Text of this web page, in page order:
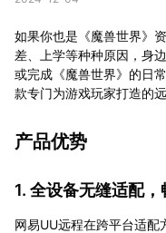
如果你也是《魔兽世界》
差、上学等种种原因，身
或完成《魔兽世界》的日
款专门为游戏玩家打造的远
产品优势
1. 全设备无缝适配
网易UU远程在跨平台适